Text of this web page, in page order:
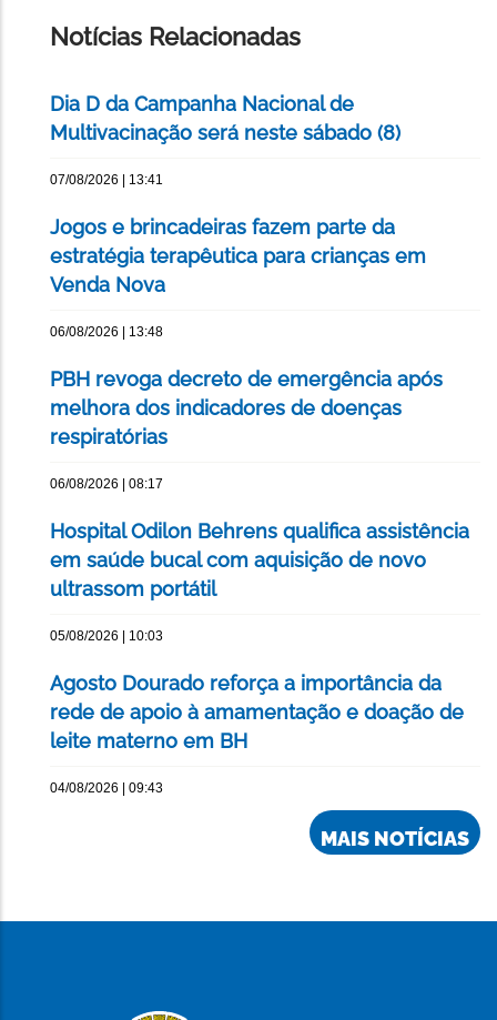
Notícias Relacionadas
Dia D da Campanha Nacional de
Multivacinação será neste sábado (8)
07/08/2026 | 13:41
Jogos e brincadeiras fazem parte da
estratégia terapêutica para crianças em
Venda Nova
06/08/2026 | 13:48
PBH revoga decreto de emergência após
melhora dos indicadores de doenças
respiratórias
06/08/2026 | 08:17
Hospital Odilon Behrens qualifica assistência
em saúde bucal com aquisição de novo
ultrassom portátil
05/08/2026 | 10:03
Agosto Dourado reforça a importância da
rede de apoio à amamentação e doação de
leite materno em BH
04/08/2026 | 09:43
MAIS NOTÍCIAS